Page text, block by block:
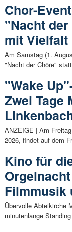
Chor-
"Nacht
mit Vielfalt
Am Samstag (1.
"Nacht der Chöre"
"Wake
Zwei Tage
ANZEIGE | Am
2026, findet auf dem
Kino für
Filmmusik
Übervolle Abteikirche
minutenlange